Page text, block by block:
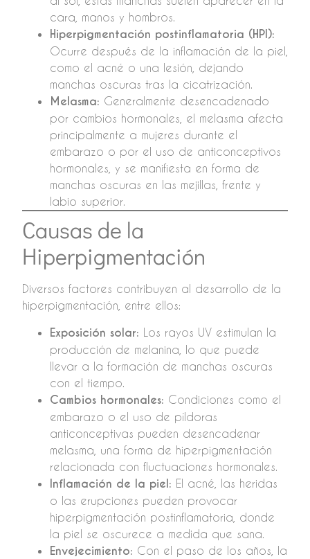
cara, manos y hombros.
Hiperpigmentación postinflamatoria (HPI):
Ocurre después de la inflamación de la piel,
como el acné o una lesión, dejando
manchas oscuras tras la cicatrización.
Melasma: Generalmente desencadenado
por cambios hormonales, el melasma afecta
principalmente a mujeres durante el
embarazo o por el uso de anticonceptivos
hormonales, y se manifiesta en forma de
manchas oscuras en las mejillas, frente y
labio superior.
Causas de la
Hiperpigmentación
Diversos factores contribuyen al desarrollo de la
hiperpigmentación, entre ellos:
Exposición solar: Los rayos UV estimulan la
producción de melanina, lo que puede
llevar a la formación de manchas oscuras
con el tiempo.
Cambios hormonales: Condiciones como el
embarazo o el uso de píldoras
anticonceptivas pueden desencadenar
melasma, una forma de hiperpigmentación
relacionada con fluctuaciones hormonales.
Inflamación de la piel: El acné, las heridas
o las erupciones pueden provocar
hiperpigmentación postinflamatoria, donde
la piel se oscurece a medida que sana.
Envejecimiento: Con el paso de los años, la